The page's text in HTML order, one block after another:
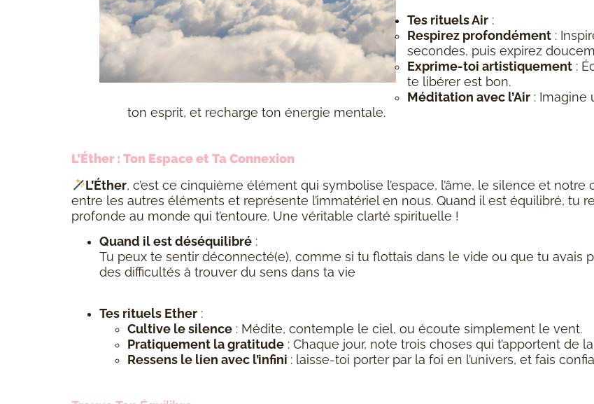
Tes rituels Air :
Respirez profondément :
secondes, puis expirez
Exprime-toi artistiquement :
te libérer est bon.
Méditation avec l’Air : Imagine
ton esprit, et recharge ton énergie mentale.
L’Éther : Ton Espace et Ta Connexion
L’Éther, c’est ce cinquième élément qui symbolise l’espace, l’âme, le silence et
entre les autres éléments et représente l’immatériel en nous. Quand il est équilibré, tu
profonde au monde qui t’entoure. Une véritable clarté spirituelle !
Quand il est déséquilibré :
Tu peux te sentir déconnecté(e), comme si tu flottais dans le vide ou que tu avais
des difficultés à trouver du sens dans ta vie
Tes rituels Ether :
Cultive le silence : Médite, contemple le ciel, ou écoute simplement le vent.
Pratiquement la gratitude : Chaque jour, note trois choses qui t’apportent de
Ressens le lien avec l’infini : laisse-toi porter par la foi en l’univers, et fais